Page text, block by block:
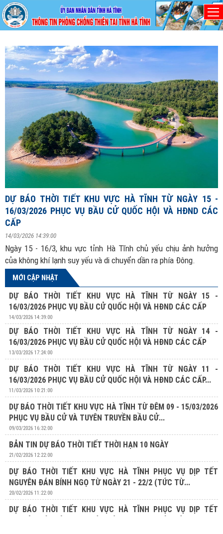
Chủ nhật, 9/8/2026
DỰ BÁO THỜI TIẾT KHU VỰC HÀ TĨNH TỪ NGÀY 15 -
16/03/2026 PHỤC VỤ BẦU CỬ QUỐC HỘI VÀ HĐND CÁC
CẤP
14/03/2026 14:39:00
Ngày 15 - 16/3, khu vực tỉnh Hà Tĩnh chủ yếu chịu ảnh hưởng
của không khí lạnh suy yếu và di chuyển dần ra phía Đông.
MỚI CẬP NHẬT
DỰ BÁO THỜI TIẾT KHU VỰC HÀ TĨNH TỪ NGÀY 15 -
16/03/2026 PHỤC VỤ BẦU CỬ QUỐC HỘI VÀ HĐND CÁC CẤP
14/03/2026 14:39:00
DỰ BÁO THỜI TIẾT KHU VỰC HÀ TĨNH TỪ NGÀY 14 -
16/03/2026 PHỤC VỤ BẦU CỬ QUỐC HỘI VÀ HĐND CÁC CẤP
13/03/2026 17:24:00
DỰ BÁO THỜI TIẾT KHU VỰC HÀ TĨNH TỪ NGÀY 11 -
16/03/2026 PHỤC VỤ BẦU CỬ QUỐC HỘI VÀ HĐND CÁC CẤP...
11/03/2026 10:21:00
DỰ BÁO THỜI TIẾT KHU VỰC HÀ TĨNH TỪ ĐÊM 09 - 15/03/2026
PHỤC VỤ BẦU CỬ VÀ TUYÊN TRUYỀN BẦU CỬ...
09/03/2026 16:32:00
BẢN TIN DỰ BÁO THỜI TIẾT THỜI HẠN 10 NGÀY
21/02/2026 12:22:00
DỰ BÁO THỜI TIẾT KHU VỰC HÀ TĨNH PHỤC VỤ DỊP TẾT
NGUYÊN ĐÁN BÍNH NGỌ TỪ NGÀY 21 - 22/2 (TỨC TỪ...
20/02/2026 11:22:00
DỰ BÁO THỜI TIẾT KHU VỰC HÀ TĨNH PHỤC VỤ DỊP TẾT